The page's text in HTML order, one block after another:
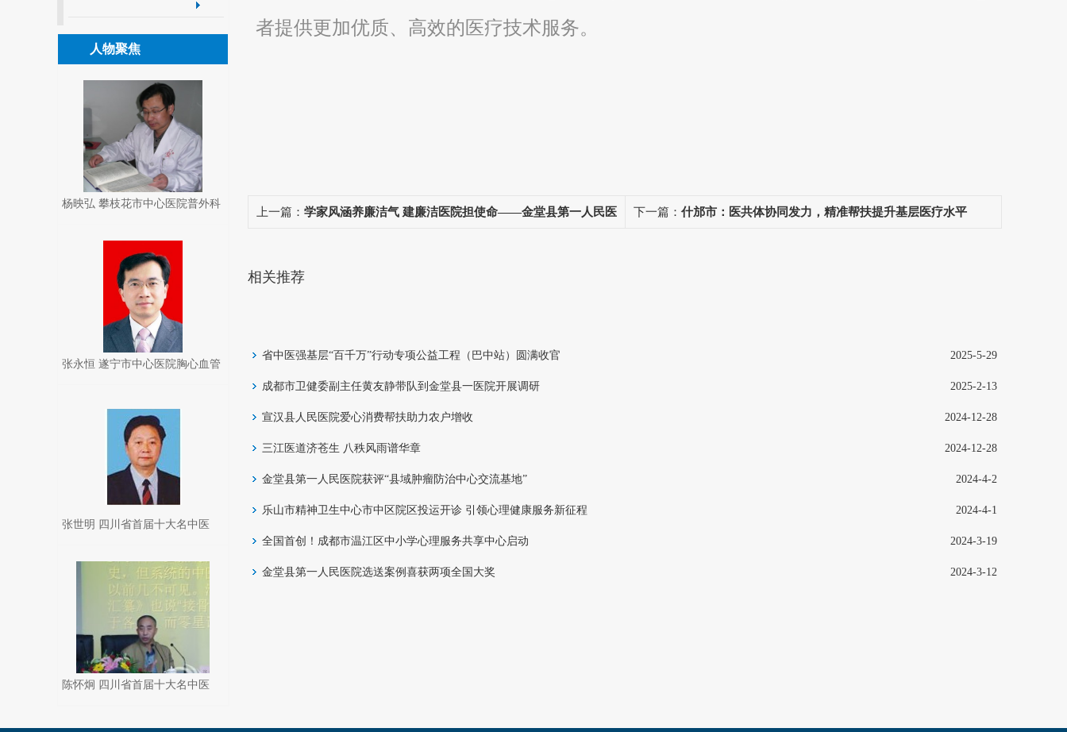
人物聚焦
杨映弘 攀枝花市中心医院普外科
一”劳动奖章获得者
张永恒 遂宁市中心医院胸心血管
国“五一”劳动奖章获得者
张世明 四川省首届十大名中医
陈怀炯 四川省首届十大名中医
者提供更加优质、高效的医疗技术服务。
上一篇： 学家风涵养廉洁气 建廉洁医院担使命——金堂县第一人民医 下一篇： 什邡市：医共体协同发力，精准帮扶提升基层医疗水平
相关推荐
省中医强基层“百千万”行动专项公益工程（巴中站）圆满收官 2025-5-29
成都市卫健委副主任黄友静带队到金堂县一医院开展调研 2025-2-13
宣汉县人民医院爱心消费帮扶助力农户增收 2024-12-28
三江医道济苍生 八秩风雨谱华章 2024-12-28
金堂县第一人民医院获评“县域肿瘤防治中心交流基地” 2024-4-2
乐山市精神卫生中心市中区院区投运开诊 引领心理健康服务新征程 2024-4-1
全国首创！成都市温江区中小学心理服务共享中心启动 2024-3-19
金堂县第一人民医院选送案例喜获两项全国大奖 2024-3-12